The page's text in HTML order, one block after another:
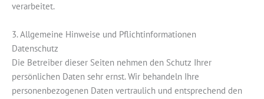
verarbeitet.
3. Allgemeine Hinweise und Pflicht­informationen
Datenschutz
Die Betreiber dieser Seiten nehmen den Schutz Ihrer
persönlichen Daten sehr ernst. Wir behandeln Ihre
personenbezogenen Daten vertraulich und entsprechend den